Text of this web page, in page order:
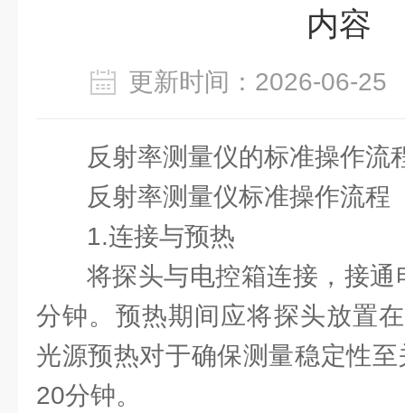
内容
更新时间：2026-06-
反射率测量仪的标准操作流
反射率测量仪标准操作流程
1.连接与预热
将探头与电控箱连接，接
分钟。预热期间应将探头放置
光源预热对于确保测量稳定性
20分钟。